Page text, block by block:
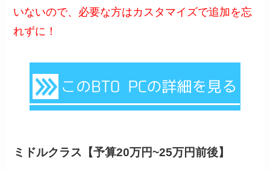
いないので、必要な方はカスタマイズで追加を忘
れずに！
ミドルクラス【予算20万円~25万円前後】